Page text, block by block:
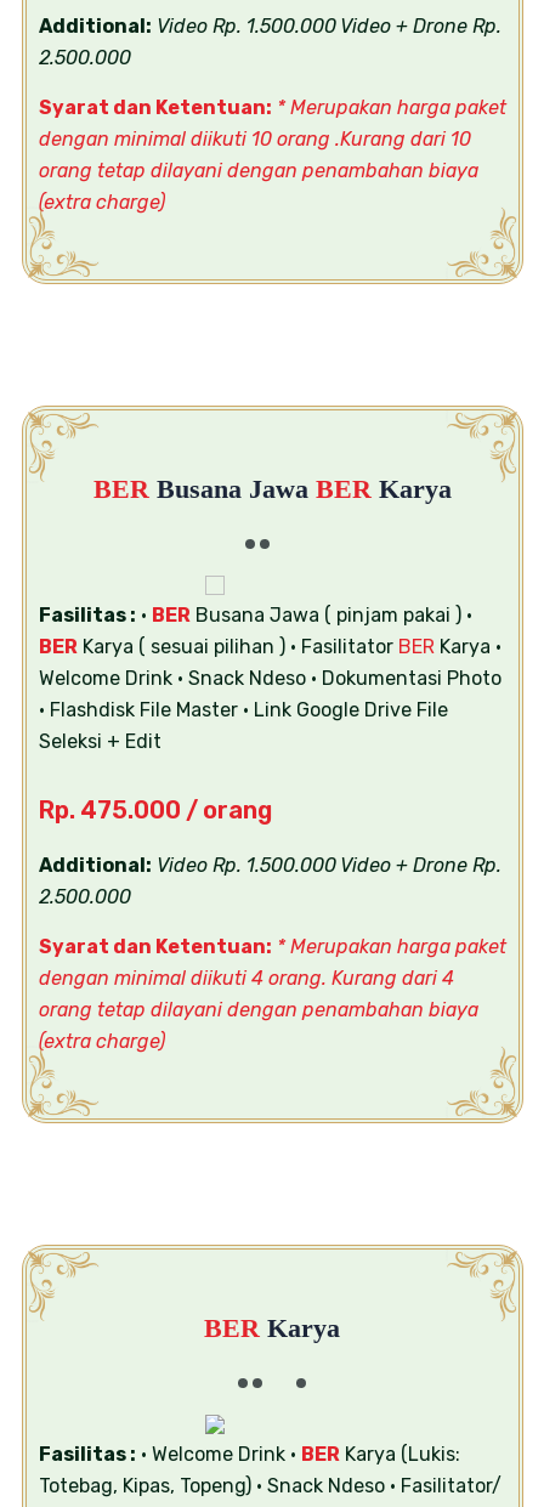
Additional: Video Rp. 1.500.000Video + Drone Rp.
2.500.000
Syarat dan Ketentuan: * Merupakan harga paket
dengan minimal diikuti 10 orang .Kurang dari 10
orang tetap dilayani dengan penambahan biaya
(extra charge)
BER Busana Jawa BER Karya
Fasilitas : • BERBusana Jawa ( pinjam pakai )•
BERKarya ( sesuai pilihan )• Fasilitator BERKarya •
Welcome Drink• Snack Ndeso• Dokumentasi Photo
• Flashdisk File Master• Link Google Drive File
Seleksi + Edit
Rp. 475.000 / orang
Additional: Video Rp. 1.500.000Video + Drone Rp.
2.500.000
Syarat dan Ketentuan: * Merupakan harga paket
dengan minimal diikuti 4 orang. Kurang dari 4
orang tetap dilayani dengan penambahan biaya
(extra charge)
BER Karya
Fasilitas : • Welcome Drink• BERKarya (Lukis:
Totebag, Kipas, Topeng)• Snack Ndeso• Fasilitator/